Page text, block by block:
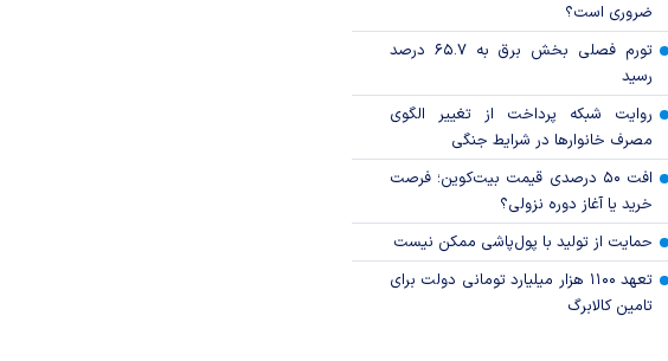
ضروری است؟
تورم فصلی بخش برق به ۶۵.۷ درصد
رسید
روایت شبکه پرداخت از تغییر الگوی
مصرف خانوار‌ها در شرایط جنگی
افت ۵۰ درصدی قیمت بیت‌کوین؛ فرصت
خرید یا آغاز دوره نزولی؟
حمایت از تولید با پول‌پاشی ممکن نیست
تعهد ۱۱۰۰ هزار میلیارد تومانی دولت برای
تامین کالابرگ